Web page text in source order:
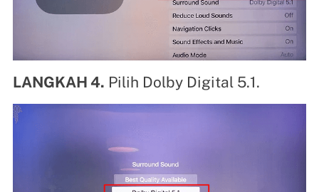
LANGKAH 4. Pilih Dolby Digital 5.1.